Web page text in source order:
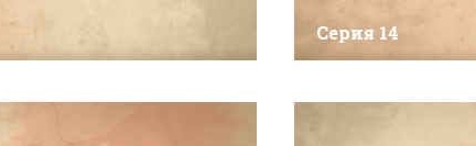
Серия 14